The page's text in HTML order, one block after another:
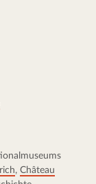
, Château